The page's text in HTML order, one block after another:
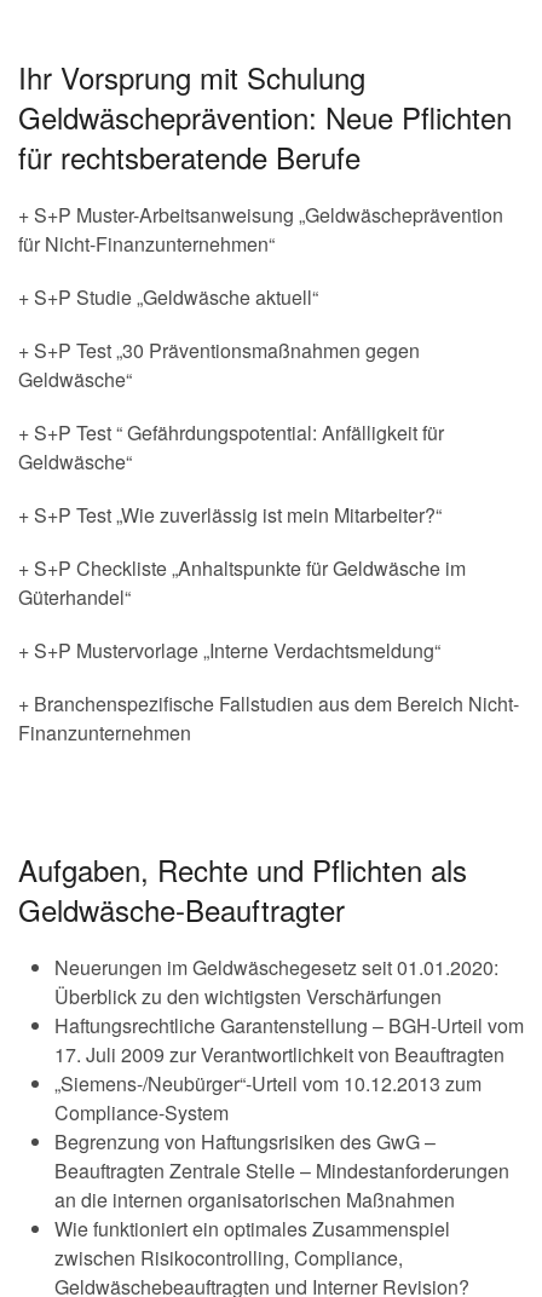
Ihr Vorsprung mit Schulung
Geldwäscheprävention: Neue Pflichten
für rechtsberatende Berufe
+ S+P Muster-Arbeitsanweisung „Geldwäscheprävention
für Nicht-Finanzunternehmen“
+ S+P Studie „Geldwäsche aktuell“
+ S+P Test „30 Präventionsmaßnahmen gegen
Geldwäsche“
+ S+P Test “ Gefährdungspotential: Anfälligkeit für
Geldwäsche“
+ S+P Test „Wie zuverlässig ist mein Mitarbeiter?“
+ S+P Checkliste „Anhaltspunkte für Geldwäsche im
Güterhandel“
+ S+P Mustervorlage „Interne Verdachtsmeldung“
+ Branchenspezifische Fallstudien aus dem Bereich Nicht-
Finanzunternehmen
Aufgaben, Rechte und Pflichten als
Geldwäsche-Beauftragter
Neuerungen im Geldwäschegesetz seit 01.01.2020:
Überblick zu den wichtigsten Verschärfungen
Haftungsrechtliche Garantenstellung – BGH-Urteil vom
17. Juli 2009 zur Verantwortlichkeit von Beauftragten
„Siemens-/Neubürger“-Urteil vom 10.12.2013 zum
Compliance-System
Begrenzung von Haftungsrisiken des GwG –
Beauftragten Zentrale Stelle – Mindestanforderungen
an die internen organisatorischen Maßnahmen
Wie funktioniert ein optimales Zusammenspiel
zwischen Risikocontrolling, Compliance,
Geldwäschebeauftragten und Interner Revision?